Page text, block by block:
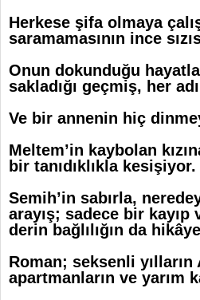
Herkese şifa olmaya
saramamasının ince
Onun dokunduğu
sakladığı geçmiş, her
Ve bir annenin hiç
Meltem’in kaybolan
bir tanıdıklıkla kesişiyor.
Semih’in sabırla,
arayış; sadece bir kayıp
derin bağlılığın da
Roman; seksenli yılların
apartmanların ve yarım